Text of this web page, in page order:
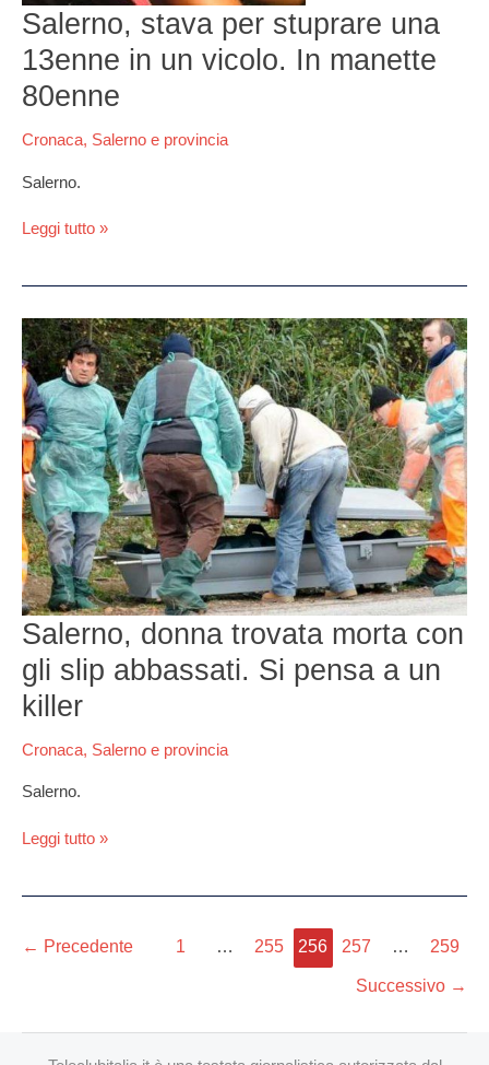
Salerno, stava per stuprare una
13enne in un vicolo. In manette
80enne
Cronaca, Salerno e provincia
Salerno.
In
manette
80enne
Leggi tutto »
Salerno, donna trovata morta con
gli slip abbassati. Si pensa a un
killer
Cronaca, Salerno e provincia
Salerno.
Salerno,
donna
trovata
morta
con
gli
slip
abbassati.
Si
pensa
a
un
killer
Leggi tutto »
← Precedente 1 … 255 256 257 … 259
Successivo →